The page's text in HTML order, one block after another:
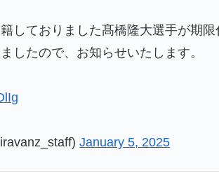
しておりました髙橋隆大選手が期限
したので、お知らせいたします。
January 5, 2025